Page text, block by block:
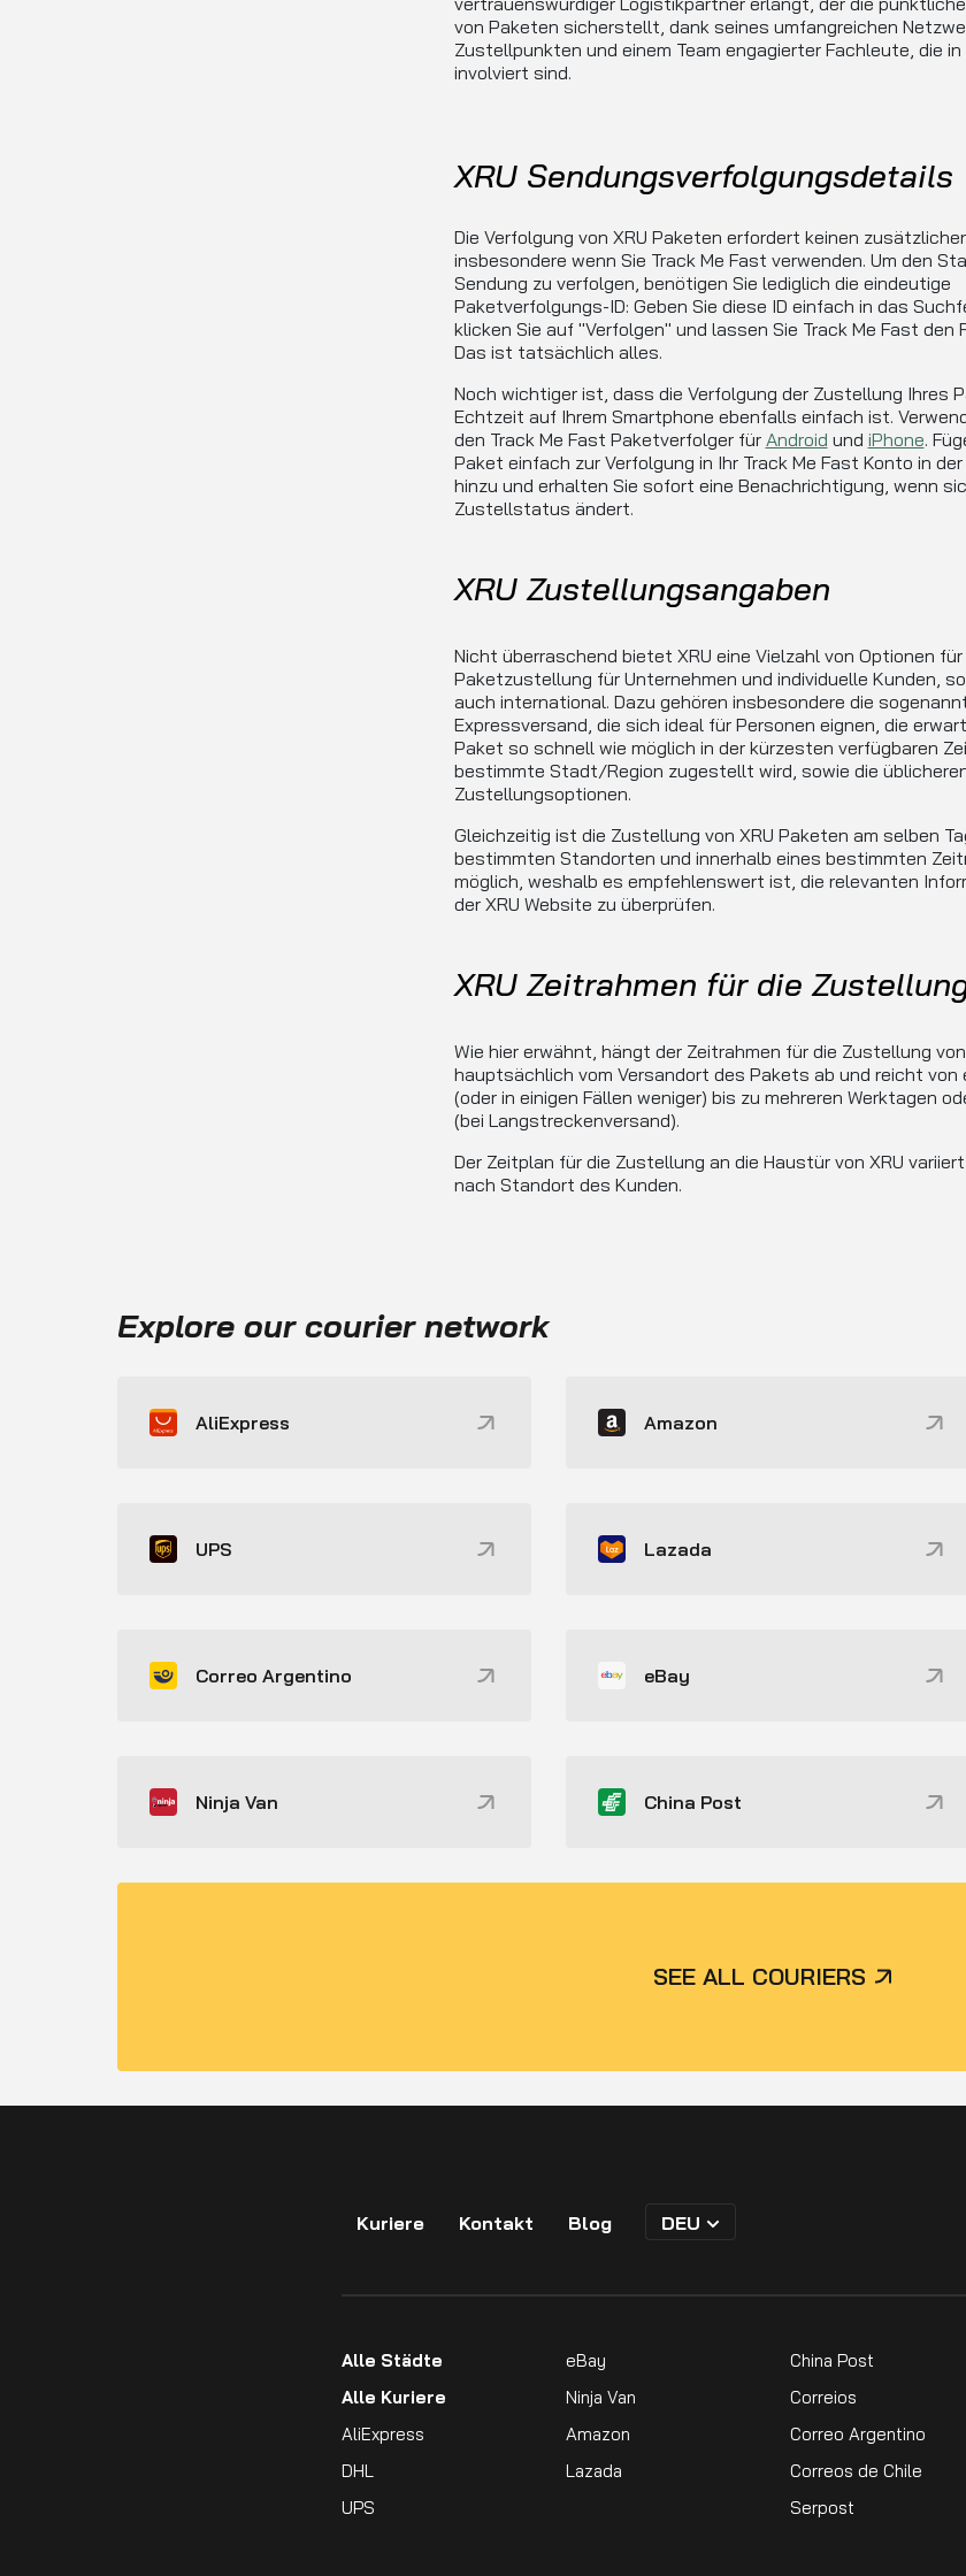
von Paketen sicherstellt, dank seines umfangreichen
Zustellpunkten und einem Team engagierter Fachleute, die
involviert sind.
XRU Sendungsverfolgungsdetails
Die Verfolgung von XRU Paketen erfordert keinen
insbesondere wenn Sie Track Me Fast verwenden. Um den
Sendung zu verfolgen, benötigen Sie lediglich die eindeutige
Paketverfolgungs-ID: Geben Sie diese ID einfach in das
klicken Sie auf "Verfolgen" und lassen Sie Track Me Fast den
Das ist tatsächlich alles.
Noch wichtiger ist, dass die Verfolgung der Zustellung Ihres
Echtzeit auf Ihrem Smartphone ebenfalls einfach ist.
den Track Me Fast Paketverfolger für Android und iPhone.
Paket einfach zur Verfolgung in Ihr Track Me Fast Konto in
hinzu und erhalten Sie sofort eine Benachrichtigung, wenn
Zustellstatus ändert.
XRU Zustellungsangaben
Nicht überraschend bietet XRU eine Vielzahl von Optionen für
Paketzustellung für Unternehmen und individuelle Kunden,
auch international. Dazu gehören insbesondere die
Expressversand, die sich ideal für Personen eignen, die
Paket so schnell wie möglich in der kürzesten verfügbaren
bestimmte Stadt/Region zugestellt wird, sowie die
Zustellungsoptionen.
Gleichzeitig ist die Zustellung von XRU Paketen am selben
bestimmten Standorten und innerhalb eines bestimmten
möglich, weshalb es empfehlenswert ist, die relevanten
der XRU Website zu überprüfen.
XRU Zeitrahmen für die
Wie hier erwähnt, hängt der Zeitrahmen für die Zustellung von
hauptsächlich vom Versandort des Pakets ab und reicht von
(oder in einigen Fällen weniger) bis zu mehreren Werktagen
(bei Langstreckenversand).
Der Zeitplan für die Zustellung an die Haustür von XRU
nach Standort des Kunden.
Explore our courier network
AliExpress Amazon
UPS Lazada
Correo Argentino eBay
Ninja Van China Post
SEE ALL COURIERS
Kuriere Kontakt Blog DEU
Alle Städte
Alle Kuriere
AliExpress
DHL
UPS
eBay
Ninja Van
Amazon
Lazada
China Post
Correios
Correo Argentino
Correos de Chile
Serpost